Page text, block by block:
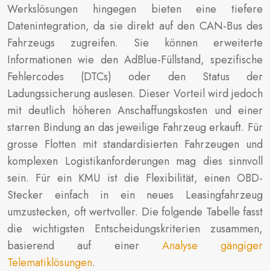
Werkslösungen hingegen bieten eine tiefere
Datenintegration, da sie direkt auf den CAN-Bus des
Fahrzeugs zugreifen. Sie können erweiterte
Informationen wie den AdBlue-Füllstand, spezifische
Fehlercodes (DTCs) oder den Status der
Ladungssicherung auslesen. Dieser Vorteil wird jedoch
mit deutlich höheren Anschaffungskosten und einer
starren Bindung an das jeweilige Fahrzeug erkauft. Für
grosse Flotten mit standardisierten Fahrzeugen und
komplexen Logistikanforderungen mag dies sinnvoll
sein. Für ein KMU ist die Flexibilität, einen OBD-
Stecker einfach in ein neues Leasingfahrzeug
umzustecken, oft wertvoller. Die folgende Tabelle fasst
die wichtigsten Entscheidungskriterien zusammen,
basierend auf einer Analyse gängiger
Telematiklösungen.